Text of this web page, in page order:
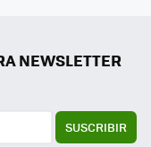
NEWSLETTER
SUSCRIBIR